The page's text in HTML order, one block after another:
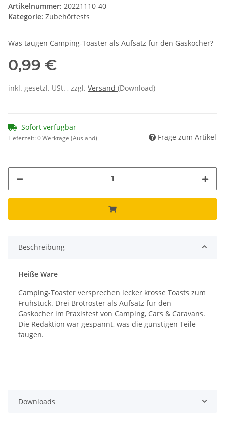
Artikelnummer: 20221110-40
Kategorie: Zubehörtests
Was taugen Camping-Toaster als Aufsatz für den Gaskocher?
0,99 €
inkl. gesetzl. USt. , zzgl. Versand (Download)
Sofort verfügbar
Lieferzeit:0 Werktage (Ausland) Frage zum Artikel
Beschreibung
Heiße Ware
Camping-Toaster versprechen lecker krosse Toasts zum
Frühstück. Drei Brotröster als Aufsatz für den
Gaskocher im Praxistest von Camping, Cars & Caravans.
Die Redaktion war gespannt, was die günstigen Teile
taugen.
Downloads